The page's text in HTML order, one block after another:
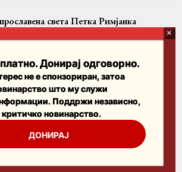
света Петка Римјанка
Бококоторска епархија
Search
Донирај одговорно.
не е спонзориран, затоа
што му служи
Поддржи независно,
новинарство.
ДОНИРАЈ